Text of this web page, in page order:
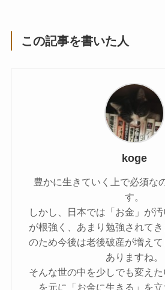
この記事を書いた人
koge
豊かに生きていく上で必須な
す。
しかし、日本では「お金」が
が根強く、あまり勉強されて
のため今後は老後破産が増え
ありますね。
そんな世の中を少しでも変え
を元に「お金に生きる」を立